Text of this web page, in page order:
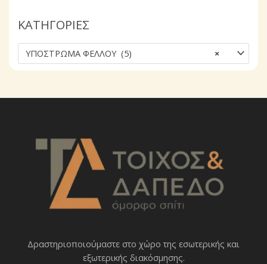
ζ
ή
τ
σ
ΚΑΤΗΓΟΡΙΕΣ
×
ΥΠΟΣΤΡΩΜΑ ΦΕΛΛΟΥ (5)
Δραστηριοποιoύμαστε στο χώρο της εσωτερικής και
εξωτερικής διακόσμησης.